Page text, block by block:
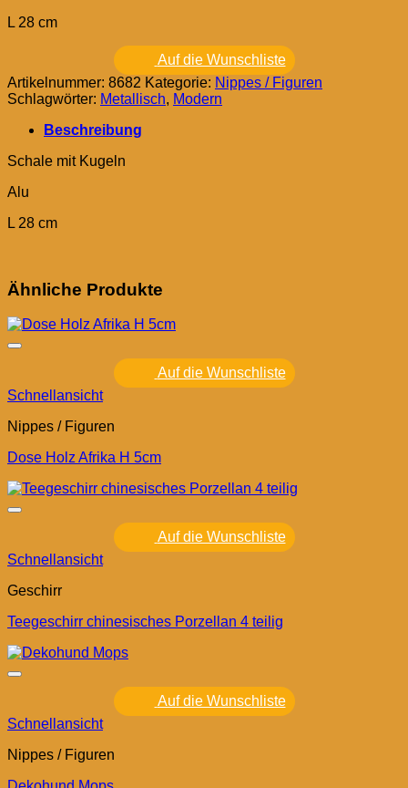
L 28 cm
Auf die Wunschliste
Artikelnummer: 8682 Kategorie: Nippes / Figuren
Schlagwörter: Metallisch, Modern
Beschreibung
Schale mit Kugeln
Alu
L 28 cm
Ähnliche Produkte
Auf die Wunschliste
Schnellansicht
Nippes / Figuren
Dose Holz Afrika H 5cm
Auf die Wunschliste
Schnellansicht
Geschirr
Teegeschirr chinesisches Porzellan 4 teilig
Auf die Wunschliste
Schnellansicht
Nippes / Figuren